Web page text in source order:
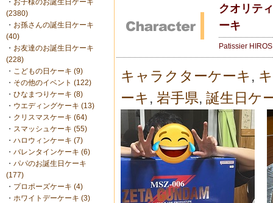
・ お子様のお誕生日ケーキ
(2380)
・ お孫さんの誕生日ケーキ
(40)
・ お友達のお誕生日ケーキ
(228)
・ こどもの日ケーキ (9)
・ その他のイベント (122)
・ ひなまつりケーキ (8)
・ ウエディングケーキ (13)
・ クリスマスケーキ (64)
・ スマッシュケーキ (55)
・ ハロウィンケーキ (7)
・ バレンタインケーキ (6)
・ パパのお誕生日ケーキ
(177)
・ プロポーズケーキ (4)
・ ホワイトデーケーキ (3)
クオリテ
ーキ
Patissier
キャラクターケーキ ,
ーキ , 岩手県, 誕生日ケ